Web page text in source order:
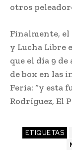
otros
Finalmente, el
y Lucha Libre
que el día 9
de box en las
Feria: “y esta
Rodríguez, El
ETIQUETAS